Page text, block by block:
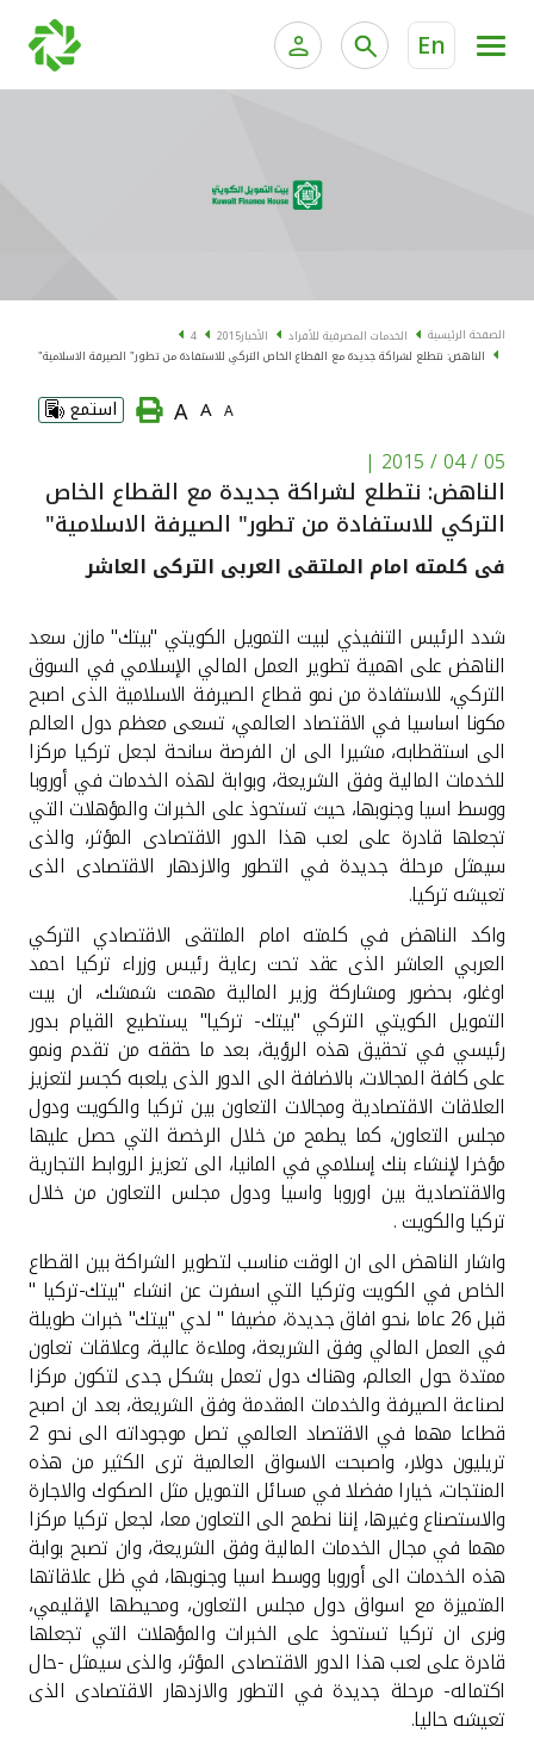
En
الخدمات المصرفية الإلكترونية للشركات
البطاقات
"برامج العملاء"
الاستثمار
القنوات المصرفية
أدوات وخدمات
خدمات ما بعد البيع
اتصل بنا
مواقع الفروع وأجهزة الصرف الآلي
ألمانيا
ماليزيا
تركيا
مصر
المملكة المتحدة
مملكة البحرين
الصفحة الرئيسية الخدمات المصرفية للأفراد الأخبار2015
4
الناهض: نتطلع لشراكة جديدة مع القطاع الخاص التركي للاستفادة من تطور" الصيرفة الاسلامية"
A
A
A استمع
05 / 04 / 2015
|
الناهض: نتطلع لشراكة جديدة مع القطاع الخاص
التركي للاستفادة من تطور" الصيرفة الاسلامية"
فى كلمته امام الملتقى العربى التركى العاشر
شدد الرئيس التنفيذي لبيت التمويل الكويتي "بيتك" مازن سعد
الناهض على اهمية تطوير العمل المالي الإسلامي في السوق
التركي، للاستفادة من نمو قطاع الصيرفة الاسلامية الذى اصبح
مكونا اساسيا في الاقتصاد العالمي، تسعى معظم دول العالم
الى استقطابه، مشيرا الى ان الفرصة سانحة لجعل تركيا مركزا
للخدمات المالية وفق الشريعة، وبوابة لهذه الخدمات في أوروبا
ووسط اسيا وجنوبها، حيث تستحوذ على الخبرات والمؤهلات التي
تجعلها قادرة على لعب هذا الدور الاقتصادى المؤثر، والذى
سيمثل مرحلة جديدة في التطور والازدهار الاقتصادى الذى
تعيشه تركيا.
واكد الناهض في كلمته امام الملتقى الاقتصادي التركي
العربي العاشر الذى عقد تحت رعاية رئيس وزراء تركيا احمد
اوغلو، بحضور ومشاركة وزير المالية مهمت شمشك، ان بيت
التمويل الكويتي التركي "بيتك- تركيا" يستطيع القيام بدور
رئيسي في تحقيق هذه الرؤية، بعد ما حققه من تقدم ونمو
على كافة المجالات، بالاضافة الى الدور الذى يلعبه كجسر لتعزيز
العلاقات الاقتصادية ومجالات التعاون بين تركيا والكويت ودول
مجلس التعاون، كما يطمح من خلال الرخصة التي حصل عليها
مؤخرا لإنشاء بنك إسلامي في المانيا، الى تعزيز الروابط التجارية
والاقتصادية بين اوروبا واسيا ودول مجلس التعاون من خلال
تركيا والكويت.
واشار الناهض الى ان الوقت مناسب لتطوير الشراكة بين القطاع
الخاص في الكويت وتركيا التي اسفرت عن انشاء "بيتك-تركيا "
قبل 26 عاما ،نحو افاق جديدة، مضيفا " لدي "بيتك" خبرات طويلة
في العمل المالي وفق الشريعة، وملاءة عالية، وعلاقات تعاون
ممتدة حول العالم، وهناك دول تعمل بشكل جدى لتكون مركزا
لصناعة الصيرفة والخدمات المقدمة وفق الشريعة، بعد ان اصبح
قطاعا مهما في الاقتصاد العالمي تصل موجوداته الى نحو 2
تريليون دولار، واصبحت الاسواق العالمية ترى الكثير من هذه
المنتجات، خيارا مفضلا في مسائل التمويل مثل الصكوك والاجارة
والاستصناع وغيرها، إننا نطمح الى التعاون معا، لجعل تركيا مركزا
مهما في مجال الخدمات المالية وفق الشريعة، وان تصبح بوابة
هذه الخدمات الى أوروبا ووسط اسيا وجنوبها، في ظل علاقاتها
المتميزة مع اسواق دول مجلس التعاون، ومحيطها الإقليمي،
ونرى ان تركيا تستحوذ على الخبرات والمؤهلات التي تجعلها
قادرة على لعب هذا الدور الاقتصادى المؤثر، والذى سيمثل -حال
اكتماله- مرحلة جديدة في التطور والازدهار الاقتصادى الذى
تعيشه حاليا.